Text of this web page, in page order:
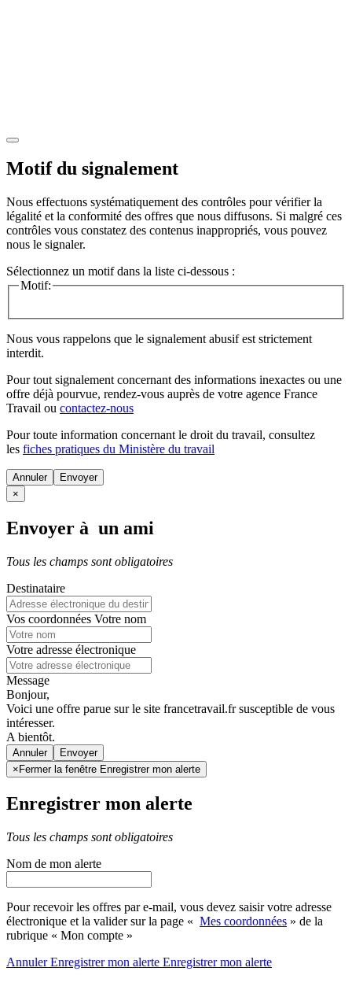
Motif du signalement
Nous effectuons systématiquement des contrôles pour vérifier la
légalité et la conformité des offres que nous diffusons. Si malgré ces
contrôles vous constatez des contenus inappropriés, vous pouvez
nous le signaler.
Sélectionnez un motif dans la liste ci-dessous :
Motif:
Nous vous rappelons que le signalement abusif est strictement
interdit.
Pour tout signalement concernant des informations inexactes ou une
offre déjà pourvue, rendez-vous auprès de votre agence France
Travail ou contactez-nous
Pour toute information concernant le droit du travail, consultez
les fiches pratiques du Ministère du travail
Annuler
×
Envoyer à un ami
Tous les champs sont obligatoires
Destinataire
Vos coordonnées Votre nom
Votre adresse électronique
Message
Bonjour,
Voici une offre parue sur le site francetravail.fr susceptible de vous
intéresser.
A bientôt.
Annuler
×Fermer la fenêtre Enregistrer mon alerte
Enregistrer mon alerte
Tous les champs sont obligatoires
Nom de mon alerte
Pour recevoir les offres par e-mail, vous devez saisir votre adresse
électronique et la valider sur la page « Mes coordonnées » de la
rubrique « Mon compte »
AnnulerEnregistrer mon alerte Enregistrermon alerte